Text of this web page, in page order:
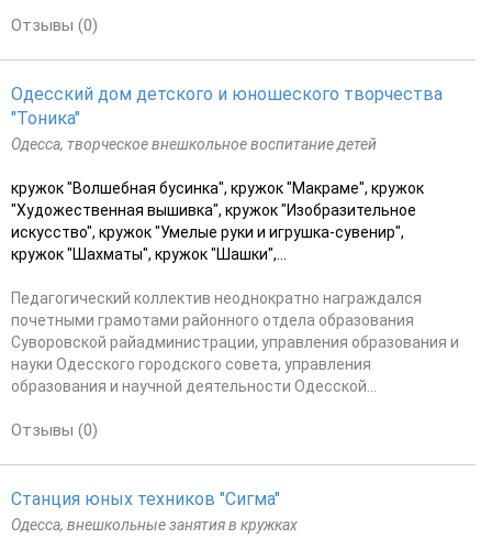
Отзывы (0)
Одесский дом детского и юношеского творчества
"Тоника"
Одесса, творческое внешкольное воспитание детей
кружок "Волшебная бусинка", кружок "Макраме", кружок
"Художественная вышивка", кружок "Изобразительное
искусство", кружок "Умелые руки и игрушка-сувенир",
кружок "Шахматы", кружок "Шашки",...
Педагогический коллектив неоднократно награждался
почетными грамотами районного отдела образования
Суворовской райадминистрации, управления образования и
науки Одесского городского совета, управления
образования и научной деятельности Одесской...
Отзывы (0)
Станция юных техников "Сигма"
Одесса, внешкольные занятия в кружках